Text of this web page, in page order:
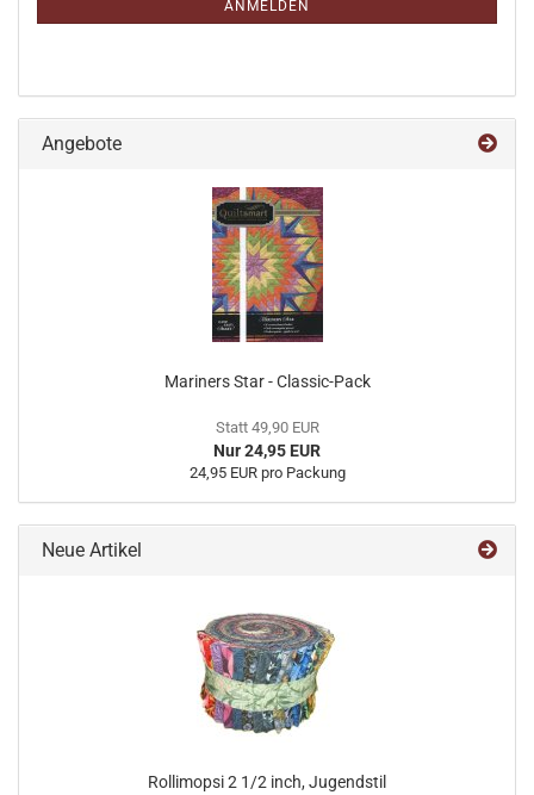
ANMELDEN
Angebote
Mariners Star - Classic-Pack
Statt 49,90 EUR
Nur 24,95 EUR
24,95 EUR pro Packung
Neue Artikel
Rollimopsi 2 1/2 inch, Jugendstil